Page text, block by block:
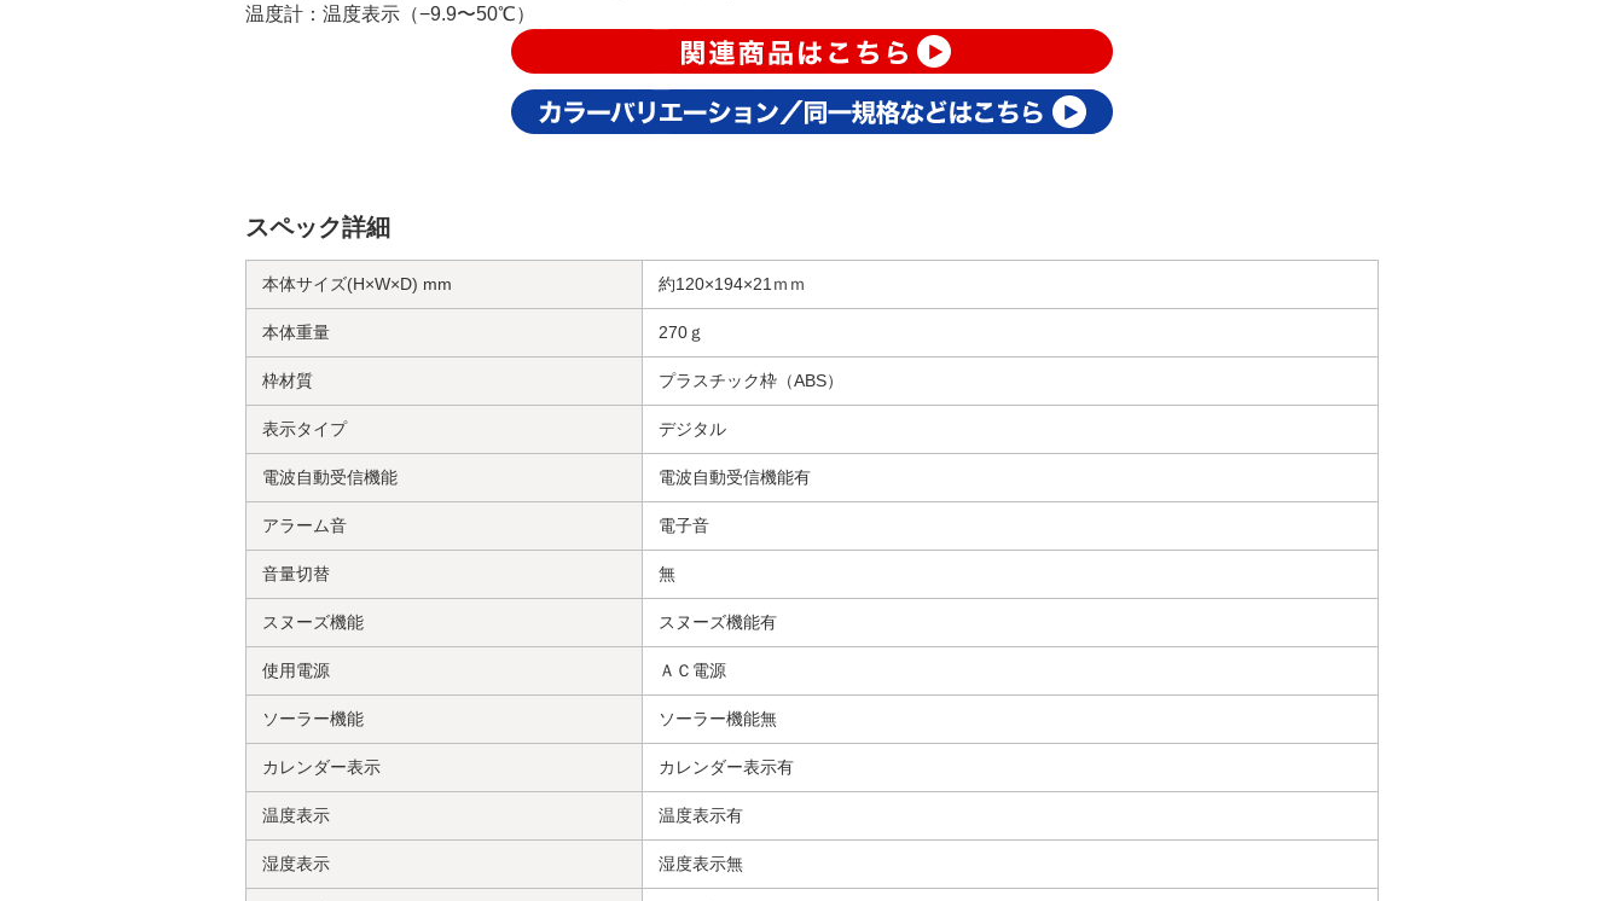
温度計：温度表示（−9.9〜50℃）
スペック詳細
本体サイズ(H×W×D) mm 約120×194×21ｍｍ
本体重量 270ｇ
枠材質 プラスチック枠（ABS）
表示タイプ デジタル
電波自動受信機能 電波自動受信機能有
アラーム音 電子音
音量切替 無
スヌーズ機能 スヌーズ機能有
使用電源 ＡＣ電源
ソーラー機能 ソーラー機能無
カレンダー表示 カレンダー表示有
温度表示 温度表示有
湿度表示 湿度表示無